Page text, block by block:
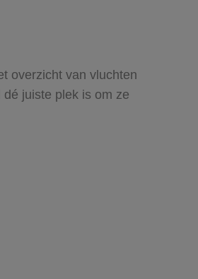
overzicht van vluchten
juiste plek is om ze